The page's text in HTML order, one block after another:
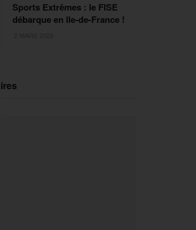
Sports Extrêmes : le FISE
débarque en Ile-de-France !